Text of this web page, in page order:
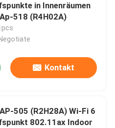
in Innenräumen
518 (R4H02A)
Kontakt
505 (R2H28A) Wi-Fi 6
802.11ax Indoor